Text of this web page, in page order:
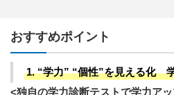
おすすめポイント
1. “学力” “個性”を見える化
<独自の学力診断テストで学力ア